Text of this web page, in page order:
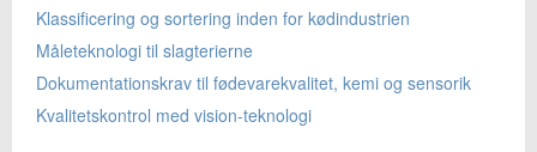
Klassificering og sortering inden for kødindustrien
Måleteknologi til slagterierne
Dokumentationskrav til fødevarekvalitet, kemi og sensorik
Kvalitetskontrol med vision-teknologi